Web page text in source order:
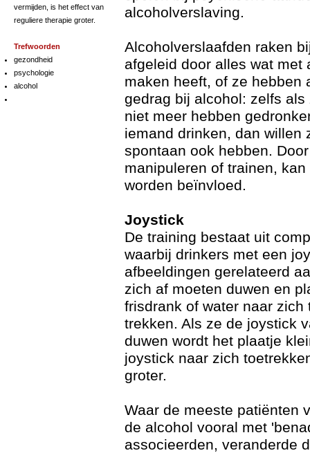
vermijden, is het effect van
reguliere therapie groter.
Trefwoorden
gezondheid
psychologie
alcohol
alcoholverslaving.
Alcoholverslaafden raken
afgeleid door alles wat met
maken heeft, of ze hebben
gedrag bij alcohol: zelfs als
niet meer hebben
iemand drinken, dan willen
spontaan ook hebben.
manipuleren of trainen,
worden beïnvloed.
Joystick
De training bestaat uit
waarbij drinkers met een
afbeeldingen gerelateerd
zich af moeten duwen en
frisdrank of water naar zich
trekken. Als ze de joystick
duwen wordt het plaatje
joystick naar zich
groter.
Waar de meeste patiënten
de alcohol vooral met
associeerden, veranderde